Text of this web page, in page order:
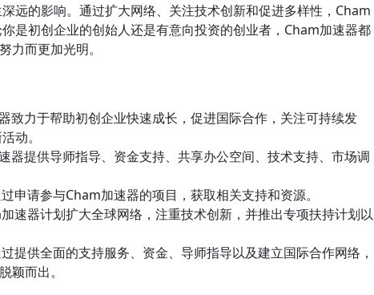
远的影响。通过扩大网络、关注技术创新和促进多样性，Cham
是初创企业的创始人还是有意向投资的创业者，Cham加速器都
力而更加光明。
致力于帮助初创企业快速成长，促进国际合作，关注可持续发
动。
器提供导师指导、资金支持、共享办公空间、技术支持、市场调
申请参与Cham加速器的项目，获取相关支持和资源。
速器计划扩大全球网络，注重技术创新，并推出专项扶持计划以
提供全面的支持服务、资金、导师指导以及建立国际合作网络，
颖而出。